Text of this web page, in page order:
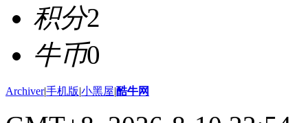
积分2
牛币0
Archiver|手机版|小黑屋|酷牛网